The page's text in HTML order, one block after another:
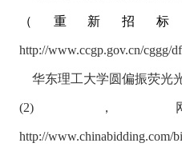
（重新招
http://www.ccgp.gov.cn/cggg/
华东理工大学圆偏振荧光
(2) ，
http://www.chinabidding.com/